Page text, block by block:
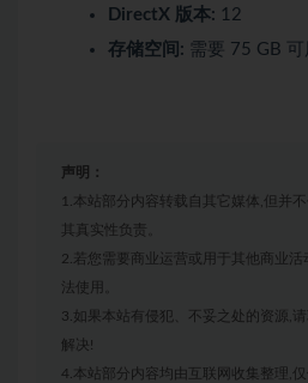
DirectX 版本: 12
存储空间: 需要 75 GB 可
声明：
1.本站部分内容转载自其它媒体,但并
其真实性负责。
2.若您需要商业运营或用于其他商业活
法使用。
3.如果本站有侵犯、不妥之处的资源,
解决!
4.本站部分内容均由互联网收集整理,